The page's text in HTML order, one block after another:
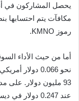
يحصل المشاركون في
مكافآت يتم احتسابها
رموز KMNO.
أما من حيث الأداء
93 مليون دولار. على